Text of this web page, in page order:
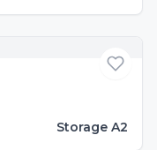
Storage A2